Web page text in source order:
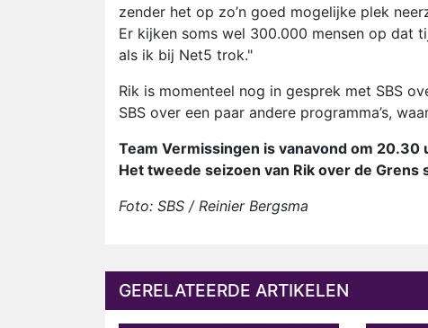
zender het op zo’n goed mogelijke plek
Er kijken soms wel 300.000 mensen op dat
als ik bij Net5 trok."
Rik is momenteel nog in gesprek met SBS
SBS over een paar andere programma’s,
Team Vermissingen is vanavond om 20.30
Het tweede seizoen van Rik over de
Foto: SBS / Reinier Bergsma
GERELATEERDE ARTIKELEN